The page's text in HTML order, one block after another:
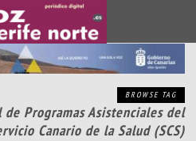
BROWSE TAG
Programas Asistenciales del
Canario de la Salud (SCS)